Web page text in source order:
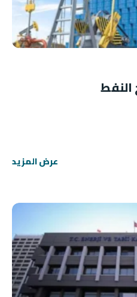
عرض المزيد